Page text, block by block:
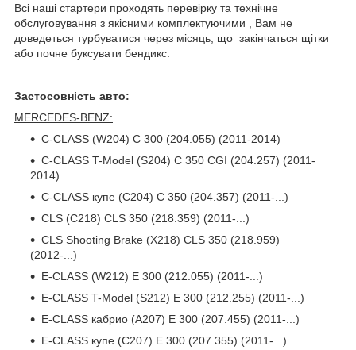
Всі наші стартери проходять перевірку та технічне
обслуговування з якісними комплектуючими , Вам не
доведеться турбуватися через місяць, що закінчаться щітки
або почне буксувати бендикс.
Застосовність авто:
MERCEDES-BENZ:
C-CLASS (W204) C 300 (204.055) (2011-2014)
C-CLASS T-Model (S204) C 350 CGI (204.257) (2011-
2014)
C-CLASS купе (C204) C 350 (204.357) (2011-...)
CLS (C218) CLS 350 (218.359) (2011-...)
CLS Shooting Brake (X218) CLS 350 (218.959)
(2012-...)
E-CLASS (W212) E 300 (212.055) (2011-...)
E-CLASS T-Model (S212) E 300 (212.255) (2011-...)
E-CLASS кабрио (A207) E 300 (207.455) (2011-...)
E-CLASS купе (C207) E 300 (207.355) (2011-...)